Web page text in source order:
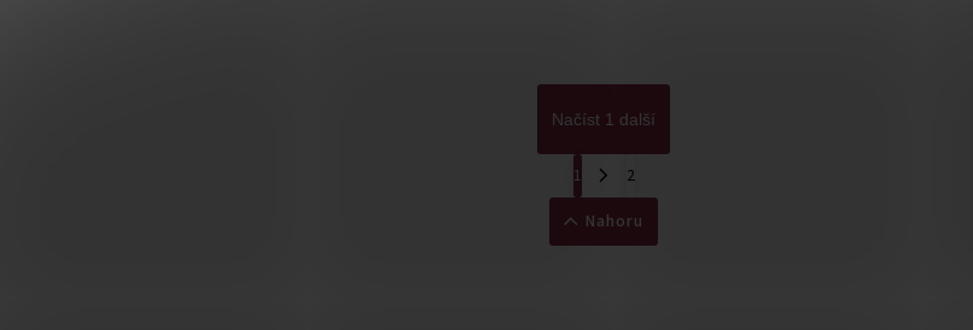
Načíst 1 další
1
2
Nahoru